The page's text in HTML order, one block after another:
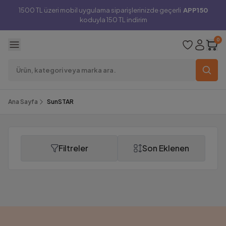
1500 TL üzeri mobil uygulama siparişlerinizde geçerli APP150
koduyla 150 TL indirim
0
Ana Sayfa SunSTAR
Filtreler Son Eklenen